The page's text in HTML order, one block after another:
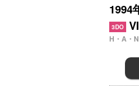
1994
3DO
H・A・